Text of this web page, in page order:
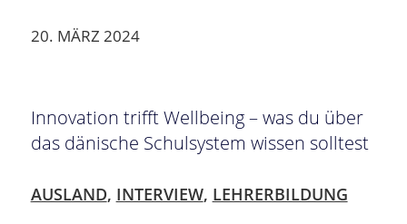
20. MÄRZ 2024
Innovation trifft Wellbeing – was du über
das dänische Schulsystem wissen solltest
AUSLAND, INTERVIEW, LEHRERBILDUNG